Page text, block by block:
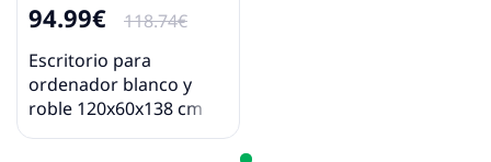
94.99€
118.74€
Escritorio para
ordenador blanco y
roble 120x60x138 cm